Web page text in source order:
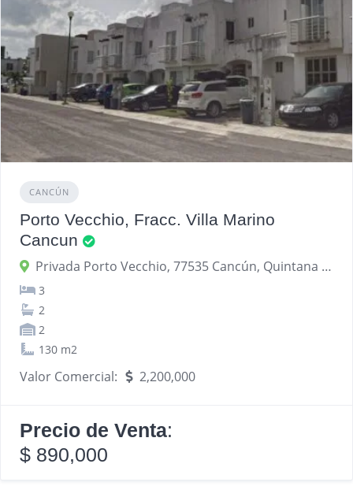
CANCÚN
Porto Vecchio, Fracc. Villa Marino
Cancun
Privada Porto Vecchio, 77535 Cancún, Quintana Roo, México
3
2
2
130 m2
Valor Comercial: 2,200,000
Precio de Venta:
$ 890,000